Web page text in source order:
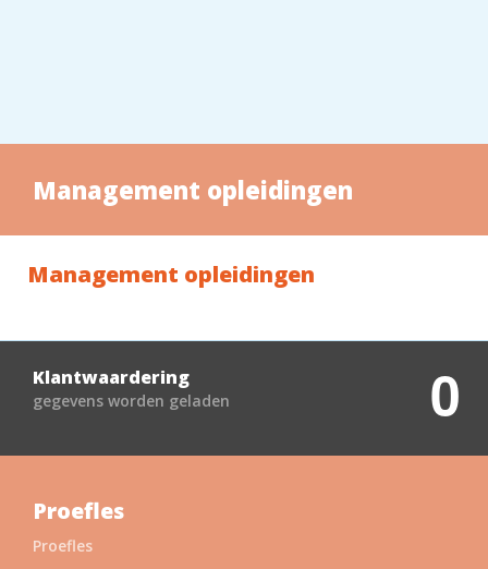
Management opleidingen
Management opleidingen
Klantwaardering
gegevens worden geladen 0
Proefles
Proefles